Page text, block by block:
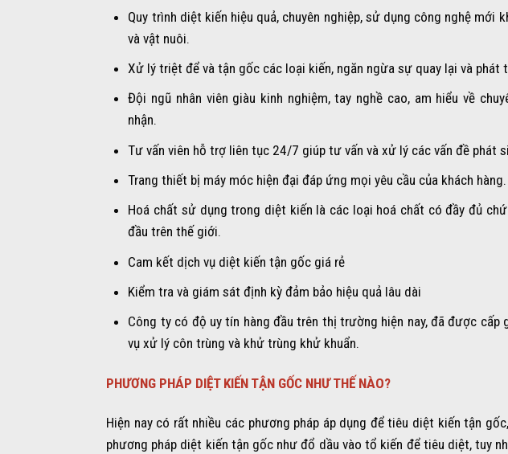
Quy trình diệt kiến hiệu quả, chuyên nghiệp, sử dụng công nghệ mới
và vật nuôi.
Xử lý triệt để và tận gốc các loại kiến, ngăn ngừa sự quay lại và phát
Đội ngũ nhân viên giàu kinh nghiệm, tay nghề cao, am hiểu về
nhận.
Tư vấn viên hỗ trợ liên tục 24/7 giúp tư vấn và xử lý các vấn đề phát
Trang thiết bị máy móc hiện đại đáp ứng mọi yêu cầu của khách hàng.
Hoá chất sử dụng trong diệt kiến là các loại hoá chất có đầy đủ
đầu trên thế giới.
Cam kết dịch vụ diệt kiến tận gốc giá rẻ
Kiểm tra và giám sát định kỳ đảm bảo hiệu quả lâu dài
Công ty có độ uy tín hàng đầu trên thị trường hiện nay, đã được cấp
vụ xử lý côn trùng và khử trùng khử khuẩn.
PHƯƠNG PHÁP DIỆT KIẾN TẬN GỐC NHƯ THẾ NÀO?
Hiện nay có rất nhiều các phương pháp áp dụng để tiêu diệt kiến tận
phương pháp diệt kiến tận gốc như đổ dầu vào tổ kiến để tiêu diệt, tuy